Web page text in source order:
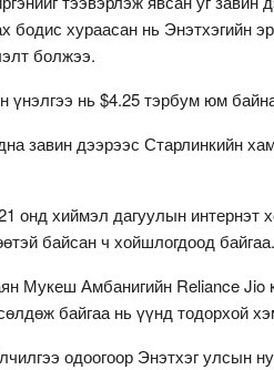
бодис хураасан нь Энэтхэгийн
болжээ.
үнэлгээ нь $4.25 тэрбум юм
завин дээрээс Старлинкийн
онд хиймэл дагуулын интернэт
байсан ч хойшлогдоод байгаа.
Мукеш Амбанигийн Reliance Jio
байгаа нь үүнд тодорхой
одоогоор Энэтхэг улсын